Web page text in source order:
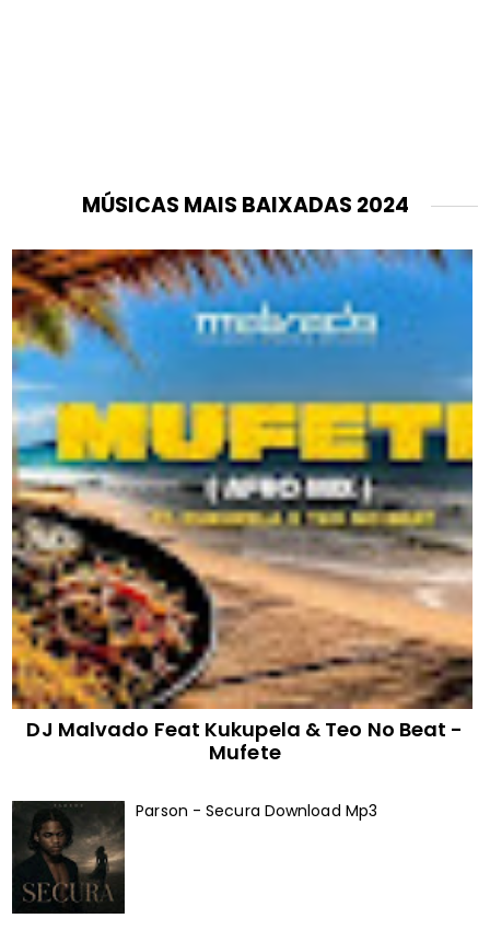
MÚSICAS MAIS BAIXADAS 2024
DJ Malvado Feat Kukupela & Teo No Beat -
Mufete
Parson - Secura Download Mp3